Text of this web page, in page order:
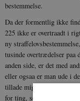
bestemmelse.
Da der formentlig ikke
225 ikke er overtraadt i
ny
tusinde overtrædelser paa
anden side, er det med
eller ogsaa er man ude i
tillade mig at mene, at
for ting, som normalt